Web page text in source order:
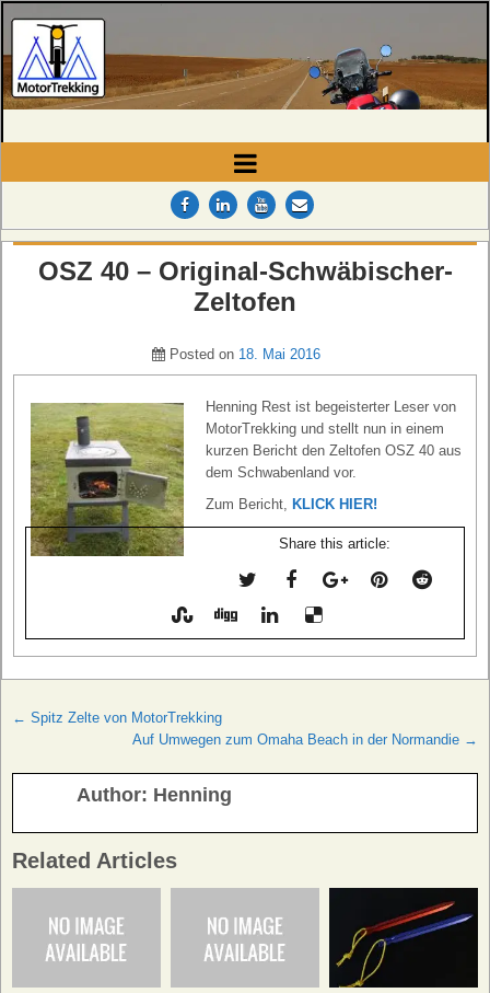
MotorTrekking
OSZ 40 – Original-Schwäbischer-
Zeltofen
Posted on 18. Mai 2016
Henning Rest ist begeisterter Leser von
MotorTrekking und stellt nun in einem
kurzen Bericht den Zeltofen OSZ 40 aus
dem Schwabenland vor.
Zum Bericht,
KLICK HIER!
Share this article:
Beitragsnavigation
← Spitz Zelte von MotorTrekking
Auf Umwegen zum Omaha Beach in der Normandie →
Author: Henning
Related Articles